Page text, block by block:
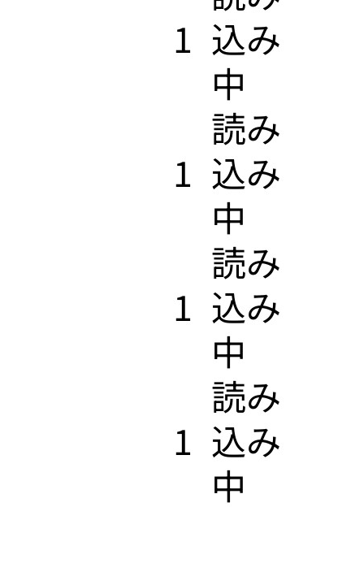
1 込み
中
1
​読み
込み
中
1
​読み
込み
中
1
​読み
込み
中